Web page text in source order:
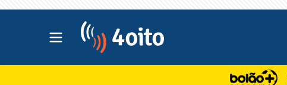
Abrir menu principal